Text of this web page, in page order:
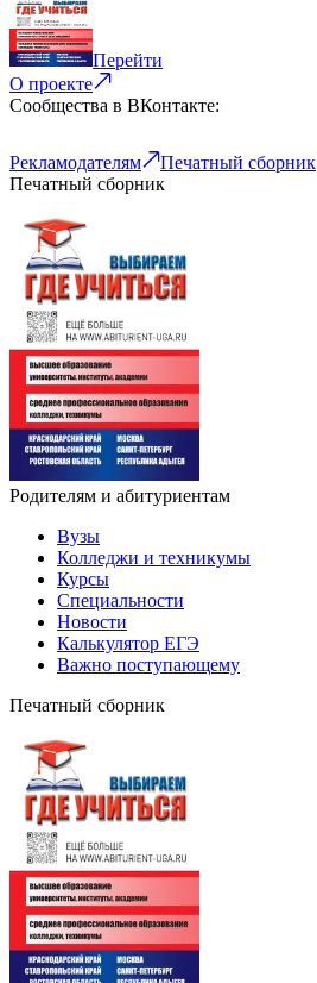
Перейти
О проекте
Сообщества в ВКонтакте:
Рекламодателям
Печатный сборник
Печатный сборник
Родителям и абитуриентам
Вузы
Колледжи и техникумы
Курсы
Специальности
Новости
Калькулятор ЕГЭ
Важно поступающему
Печатный сборник